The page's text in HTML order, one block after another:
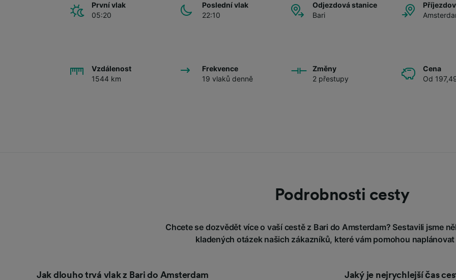
První vlak
05:20
Poslední vlak
22:10
Odjezdová stanice
Bari
Vzdálenost
1544 km
Frekvence
19 vlaků denně
Změny
2 přestupy
Cena
Od
Podrobnosti cesty
Chcete se dozvědět více o vaší cestě z Bari do Amsterdam? Sestavili jsme
kladených otázek našich zákazníků, které vám pomohou
Jak dlouho trvá vlak z Bari do Amsterdam Jaký je nejrychlejší čas